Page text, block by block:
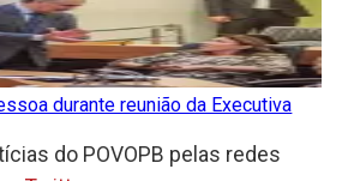
durante reunião da Executiva
do POVOPB pelas redes